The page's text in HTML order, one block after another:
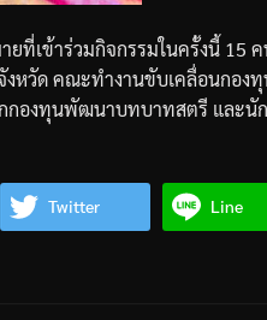
ยที่เข้าร่วมกิจกรรมในครั้งนี้ 15
หวัดคณะทำงานขับเคลื่อนกอง
กองทุนพัฒนาบทบาทสตรี และนั
Twitter Line